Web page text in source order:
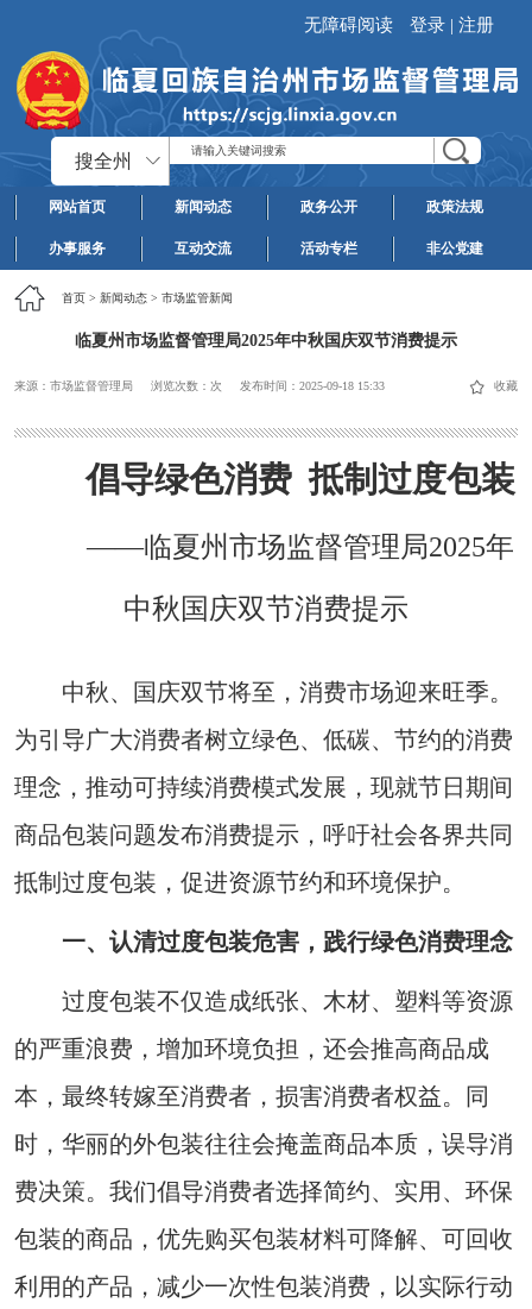
无障碍阅读 登录 | 注册
搜全州
网站首页 新闻动态 政务公开 政策法规
办事服务 互动交流 活动专栏 非公党建
首页> 新闻动态> 市场监管新闻
临夏州市场监督管理局2025年中秋国庆双节消费提示
来源：市场监督管理局 浏览次数： 次 发布时间： 2025-09-18 15:33 收藏
倡导绿色消费 抵制过度包装
——临夏州市场监督管理局2025年
中秋国庆双节消费提示
中秋、国庆双节将至，消费市场迎来旺季。
为引导广大消费者树立绿色、低碳、节约的消费
理念，推动可持续消费模式发展，现就节日期间
商品包装问题发布消费提示，呼吁社会各界共同
抵制过度包装，促进资源节约和环境保护。
一、认清过度包装危害，践行绿色消费理念
过度包装不仅造成纸张、木材、塑料等资源
的严重浪费，增加环境负担，还会推高商品成
本，最终转嫁至消费者，损害消费者权益。同
时，华丽的外包装往往会掩盖商品本质，误导消
费决策。我们倡导消费者选择简约、实用、环保
包装的商品，优先购买包装材料可降解、可回收
利用的产品，减少一次性包装消费，以实际行动